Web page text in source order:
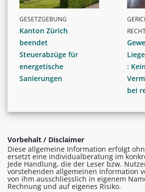
GESETZGEBUNG
Kanton Zürich
beendet
Steuerabzüge für
energetische
Sanierungen
:
bei
Vorbehalt / Disclaimer
Diese allgemeine Information erfolgt
ersetzt eine Individualberatung im
Jede Handlung, die der Leser bzw.
vorstehenden allgemeinen Information
von ihm ausschliesslich in eigenem
Rechnung und auf eigenes Risiko.